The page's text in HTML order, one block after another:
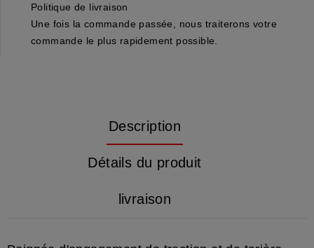
Politique de livraison
Une fois la commande passée, nous traiterons votre
commande le plus rapidement possible.
Description
Détails du produit
livraison